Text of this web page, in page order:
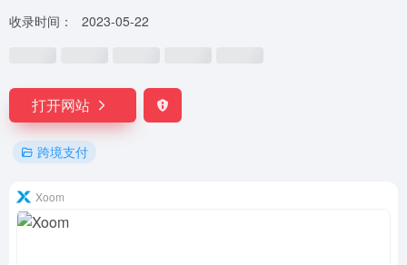
收录时间： 2023-05-22
打开网站
跨境支付
Xoom